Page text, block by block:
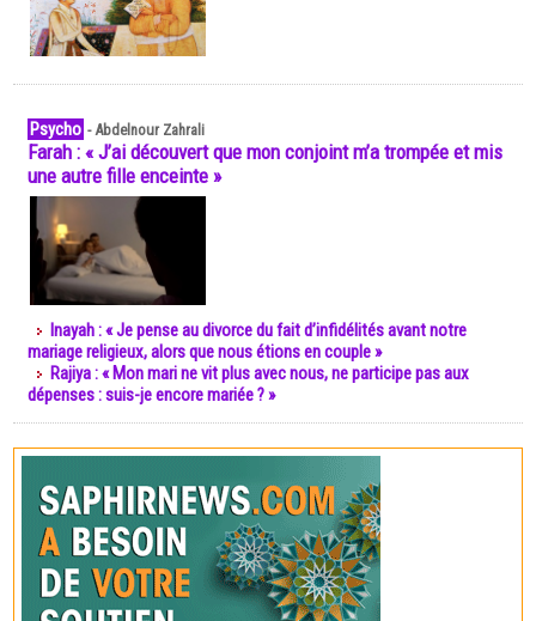
Psycho -Abdelnour Zahrali
Farah : « J’ai découvert que mon conjoint m’a trompée et mis
une autre fille enceinte »
Inayah : « Je pense au divorce du fait d’infidélités avant notre
mariage religieux, alors que nous étions en couple »
Rajiya : « Mon mari ne vit plus avec nous, ne participe pas aux
dépenses : suis-je encore mariée ? »